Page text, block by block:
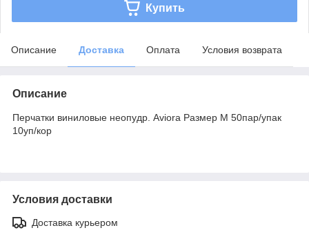
Купить
Описание Доставка Оплата Условия возврата
Описание
Перчатки виниловые неопудр. Aviora Размер М 50пар/упак
10уп/кор
Условия доставки
Доставка курьером